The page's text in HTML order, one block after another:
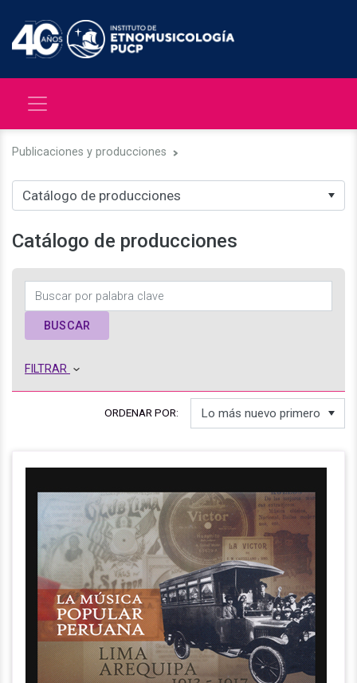
Publicaciones y producciones
Catálogo de producciones
FILTRAR
ORDENAR POR: